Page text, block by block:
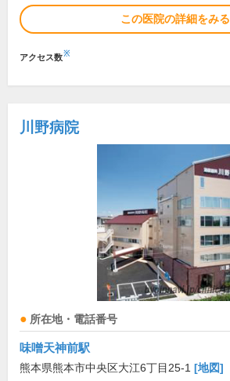
この医院の詳細をみる
アクセス数※
川野病院
所在地・電話番号
味噌天神前駅
熊本県熊本市中央区大江6丁目25-1 [地図]